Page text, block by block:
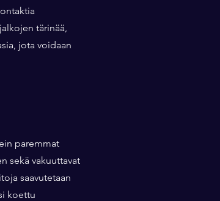
tärinää,
jota voidaan
paremmat
sekä vakuuttavat
saavutetaan
koettu